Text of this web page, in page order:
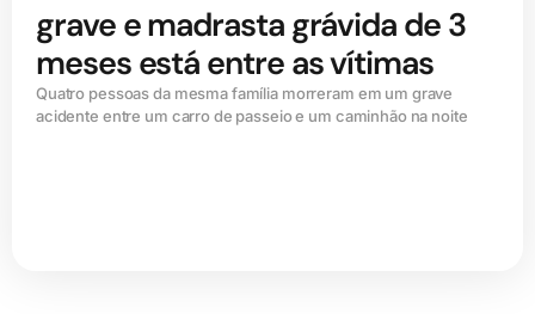
grave e madrasta grávida de 3
meses está entre as vítimas
Quatro pessoas da mesma família morreram em um grave
acidente entre um carro de passeio e um caminhão na noite